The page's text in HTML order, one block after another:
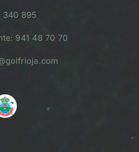
340 895
941 48 70 70